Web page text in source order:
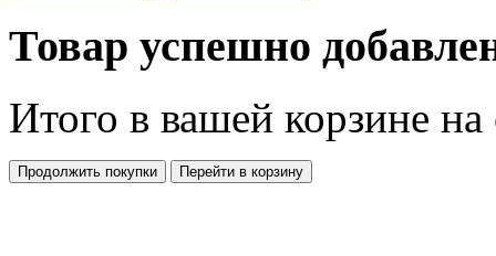
Товар успешно
Итого в вашей корзине
Продолжить покупки Перейти в корзину